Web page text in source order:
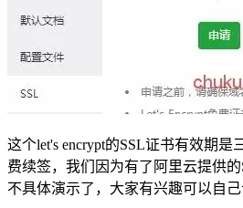
这个let's encrypt的SSL证书有效期
费续签，我们因为有了阿里云提供的
不具体演示了，大家有兴趣可以自己